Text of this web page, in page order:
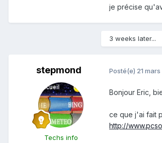
je précise
3 weeks later...
stepmond
Techs info
Posté(e) 21
Bonjour Eric,
ce que j'ai fait
http://